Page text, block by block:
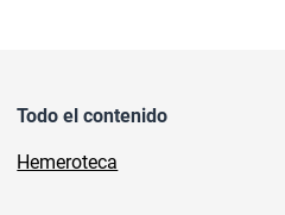
Todo el contenido
Hemeroteca